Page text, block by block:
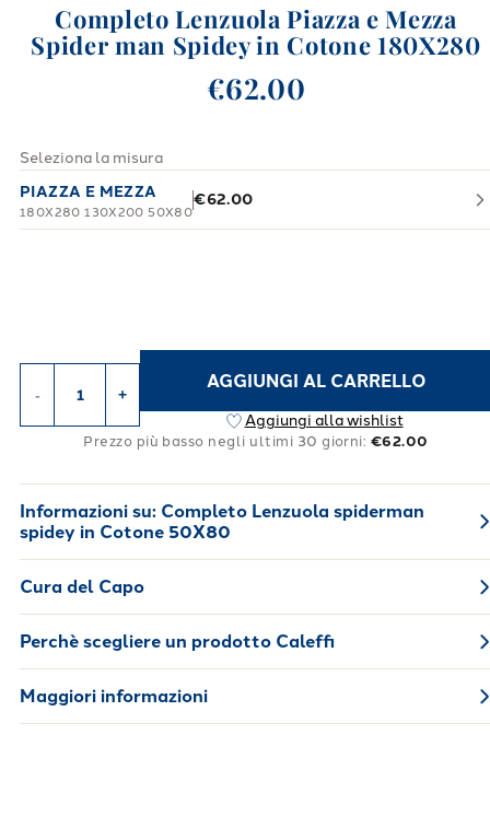
Completo Lenzuola Piazza e Mezza
Spider man Spidey in Cotone 180X280
€62.00
Seleziona la misura
PIAZZA E MEZZA
180X280 130X200 50X80
€62.00
- +
AGGIUNGI AL CARRELLO
Aggiungi alla wishlist
Prezzo più basso negli ultimi 30 giorni: €62.00
Informazioni su: Completo Lenzuola spiderman
spidey in Cotone 50X80
Cura del Capo
Perchè scegliere un prodotto Caleffi
Maggiori informazioni